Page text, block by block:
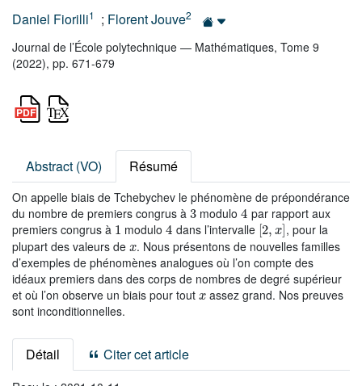
Daniel Fiorilli1 ; Florent Jouve2
Journal de l’École polytechnique — Mathématiques, Tome 9
(2022), pp. 671-679
Abstract (VO) Résumé
On appelle biais de Tchebychev le phénomène de prépondérance
du nombre de premiers congrus à 3 modulo4par rapport aux
premiers congrus à 1 modulo4dans l’intervalle[2 ,x], pour la
plupart des valeurs de x. Nous présentons de nouvelles familles
d’exemples de phénomènes analogues où l’on compte des
idéaux premiers dans des corps de nombres de degré supérieur
et où l’on observe un biais pour tout x assez grand. Nos preuves
sont inconditionnelles.
Détail Citer cet article